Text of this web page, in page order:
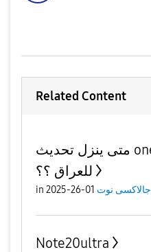
Related Content
متى ينزل تحديث one ui 7 اس 24 الترا
للعراق ؟؟
in جالاكسى نوت 01-26-2025
Note20ultra